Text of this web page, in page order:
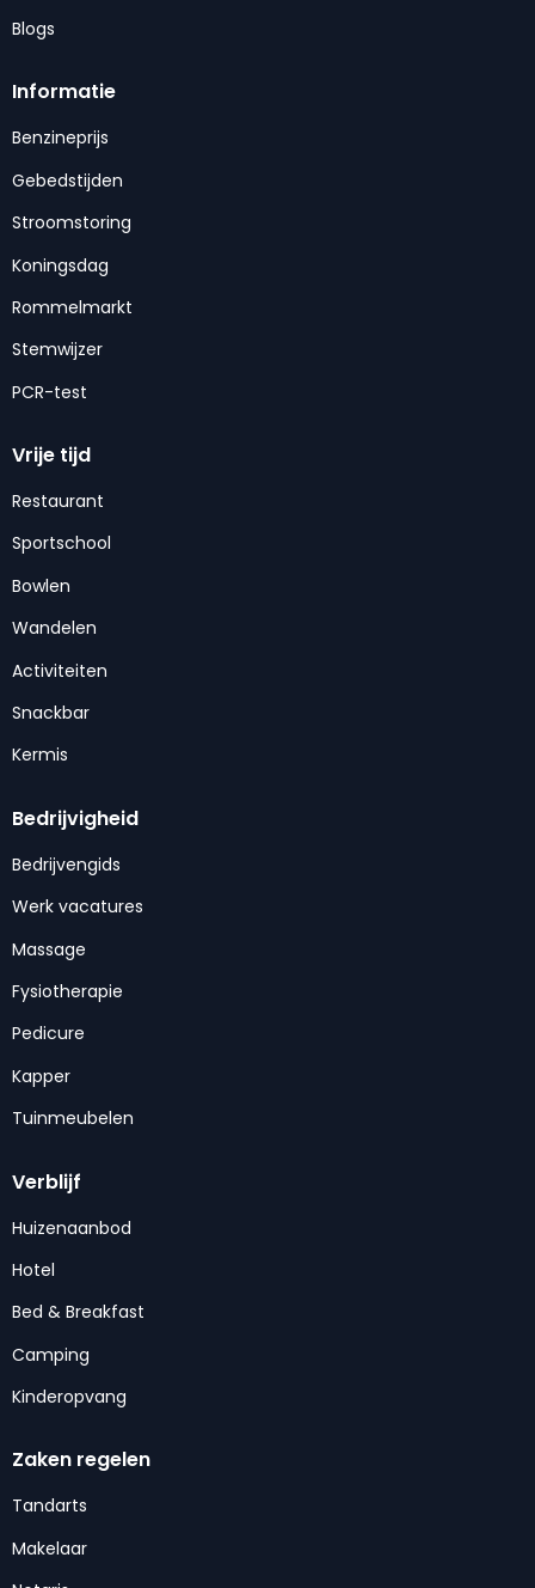
Blogs
Informatie
Benzineprijs
Gebedstijden
Stroomstoring
Koningsdag
Rommelmarkt
Stemwijzer
PCR-test
Vrije tijd
Restaurant
Sportschool
Bowlen
Wandelen
Activiteiten
Snackbar
Kermis
Bedrijvigheid
Bedrijvengids
Werk vacatures
Massage
Fysiotherapie
Pedicure
Kapper
Tuinmeubelen
Verblijf
Huizenaanbod
Hotel
Bed & Breakfast
Camping
Kinderopvang
Zaken regelen
Tandarts
Makelaar